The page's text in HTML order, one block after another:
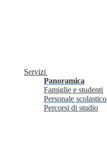
Servizi
Panoramica
Famiglie e studenti
Personale scolastico
Percorsi di studio